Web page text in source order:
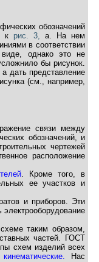
обозначений
к рис. 3,
а. На нем
в соответствии
однако это не
бы рисунок.
дать представление
(см., например,
связи между
обозначений, и
чертежей
расположение
. Кроме того, в
ее участков и
и приборов. Эти
электрооборудование
таким образом,
частей. ГОСТ
схем изделий всех
Нас